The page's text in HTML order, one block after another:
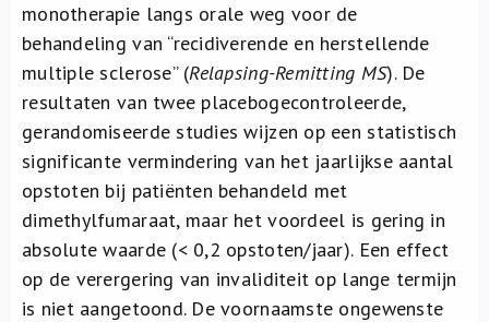
monotherapie langs orale weg voor de
behandeling van “recidiverende en herstellende
multiple sclerose” (Relapsing-Remitting MS). De
resultaten van twee placebogecontroleerde,
gerandomiseerde studies wijzen op een statistisch
significante vermindering van het jaarlijkse aantal
opstoten bij patiënten behandeld met
dimethylfumaraat, maar het voordeel is gering in
absolute waarde (< 0,2 opstoten/jaar). Een effect
op de verergering van invaliditeit op lange termijn
is niet aangetoond. De voornaamste ongewenste